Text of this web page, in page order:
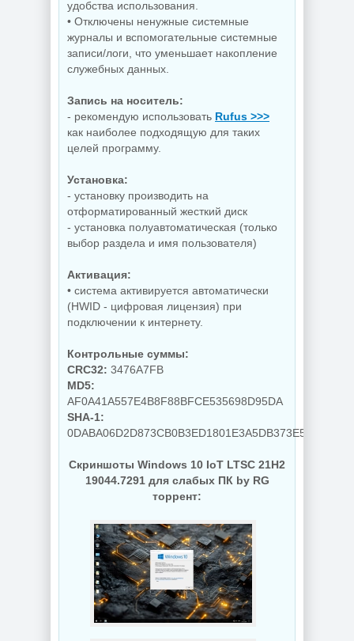
Steinberg -
13.0.30
NEW
Key Finder Pro
4.1.7 by 7997
NEW
носителей Ventoy
1.1.17
2026.7.24.12
удобства использования.
• Отключены ненужные системные
журналы и вспомогательные системные
записи/логи, что уменьшает накопление
служебных данных.
Запись на носитель:
- рекомендую использовать Rufus >>>
как наиболее подходящую для таких
целей программу.
Установка:
- установку производить на
отформатированный жесткий диск
- установка полуавтоматическая (только
выбор раздела и имя пользователя)
Активация:
• система активируется автоматически
(HWID - цифровая лицензия) при
подключении к интернету.
Контрольные суммы:
CRC32: 3476A7FB
MD5:
AF0A41A557E4B8F88BFCE535698D95DA
SHA-1:
0DABA06D2D873CB0B3ED1801E3A5DB373E580957
Скриншоты Windows 10 IoT LTSC 21H2
19044.7291 для слабых ПК by RG
торрент: